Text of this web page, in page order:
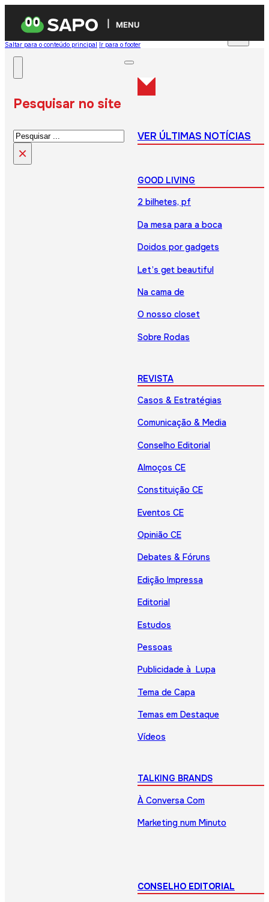
MENU
Saltar para o conteúdo principal Ir para o footer
Pesquisar no site
Pesquisar
×
VER ÚLTIMAS NOTÍCIAS
GOOD LIVING
2 bilhetes, pf
Da mesa para a boca
Doidos por gadgets
Let’s get beautiful
Na cama de
O nosso closet
Sobre Rodas
REVISTA
Casos & Estratégias
Comunicação & Media
Conselho Editorial
Almoços CE
Constituição CE
Eventos CE
Opinião CE
Debates & Fóruns
Edição Impressa
Editorial
Estudos
Pessoas
Publicidade à Lupa
Tema de Capa
Temas em Destaque
Vídeos
TALKING BRANDS
À Conversa Com
Marketing num Minuto
CONSELHO EDITORIAL